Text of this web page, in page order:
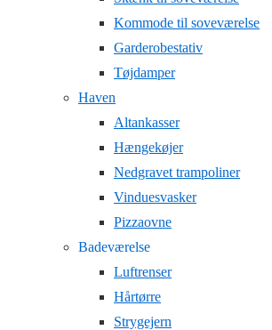
Kommode til soveværelse
Garderobestativ
Tøjdamper
Haven
Altankasser
Hængekøjer
Nedgravet trampoliner
Vinduesvasker
Pizzaovne
Badeværelse
Luftrenser
Hårtørre
Strygejern